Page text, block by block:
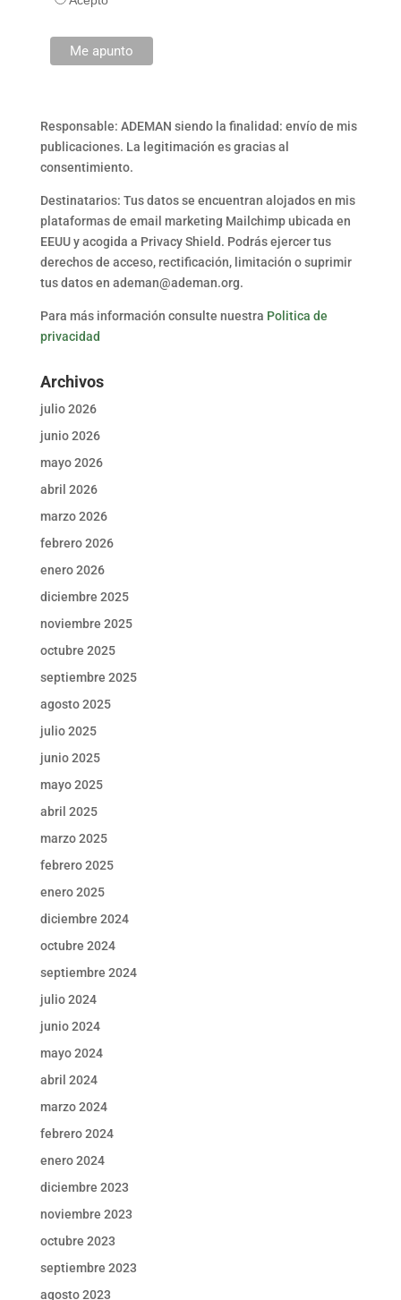
Responsable: ADEMAN siendo la finalidad: envío de mis
publicaciones. La legitimación es gracias al
consentimiento.
Destinatarios: Tus datos se encuentran alojados en mis
plataformas de email marketing Mailchimp ubicada en
EEUU y acogida a Privacy Shield. Podrás ejercer tus
derechos de acceso, rectificación, limitación o suprimir
tus datos en ademan@ademan.org.
Para más información consulte nuestra Politica de
privacidad
Archivos
julio 2026
junio 2026
mayo 2026
abril 2026
marzo 2026
febrero 2026
enero 2026
diciembre 2025
noviembre 2025
octubre 2025
septiembre 2025
agosto 2025
julio 2025
junio 2025
mayo 2025
abril 2025
marzo 2025
febrero 2025
enero 2025
diciembre 2024
octubre 2024
septiembre 2024
julio 2024
junio 2024
mayo 2024
abril 2024
marzo 2024
febrero 2024
enero 2024
diciembre 2023
noviembre 2023
octubre 2023
septiembre 2023
agosto 2023